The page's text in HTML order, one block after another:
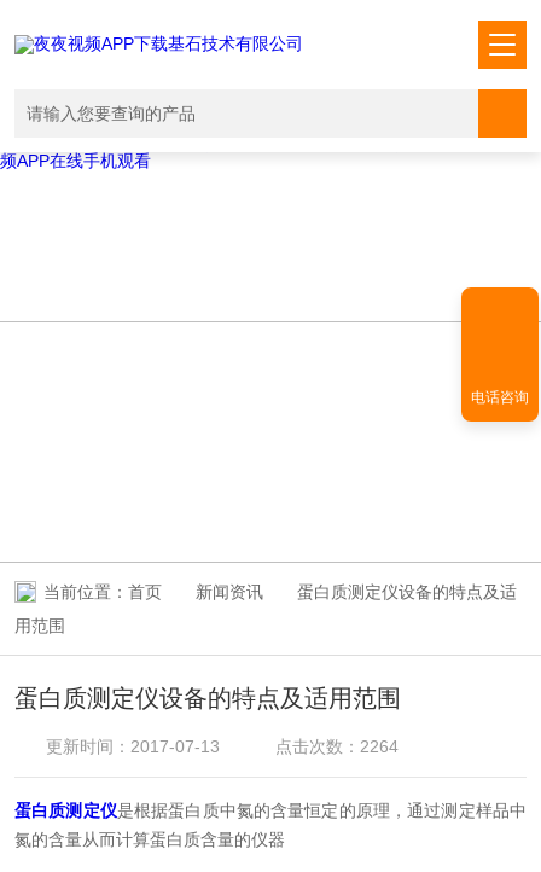
/www/wwwroot/T1.COM/func.phpon line
file_put_contents(./cachefile_yuan/shendoushi.net/cache/7b/124b9/
failed to open stream: No such file or directory in
/www/wwwroot/T1.COM/func.php
夜夜视频APP下载,夜夜爽视频APP看片,夜夜夜风流视频下载APP,夜夜视
频APP在线手机观看
当前位置： 首页 新闻资讯
蛋白质测定仪设备的特点及适
用范围
蛋白质测定仪设备的特点及适用范围
更新时间：2017-07-13 点击次数：2264
蛋白质测定仪是根据蛋白质中氮的含量恒定的原理，通过测定样品中
氮的含量从而计算蛋白质含量的仪器
电话咨询